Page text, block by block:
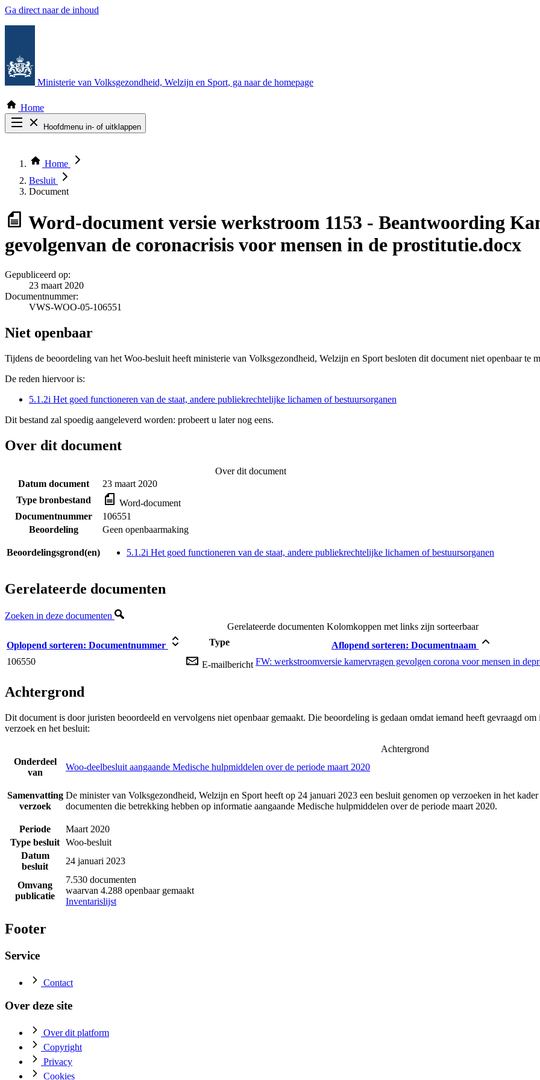
Ga direct naar de inhoud
Ministerie van Volksgezondheid, Welzijn en Sport, ga naar de homepage
Home
Hoofdmenu in- of uitklappen
Thema COVID-19
Bekijk per bestuursorgaan
Home
Besluit
Document
Word-document versie werkstroom 1153 - Beantwoording
gevolgenvan de coronacrisis voor mensen in de prostitutie.docx
Gepubliceerd op:
23 maart 2020
Documentnummer:
VWS-WOO-05-106551
Niet openbaar
Tijdens de beoordeling van het Woo-besluit heeft ministerie van Volksgezondheid, Welzijn en Sport besloten dit document niet openbaar te
De reden hiervoor is:
5.1.2i Het goed functioneren van de staat, andere publiekrechtelijke lichamen of bestuursorganen
Dit bestand zal spoedig aangeleverd worden: probeert u later nog eens.
Over dit document
Over dit document
Datum document
23 maart 2020
Type bronbestand
Word-document
Documentnummer
106551
Beoordeling
Geen openbaarmaking
Beoordelingsgrond(en) 5.1.2i Het goed functioneren van de staat, andere publiekrechtelijke lichamen of bestuursorganen
Gerelateerde documenten
Zoeken in deze documenten
Gerelateerde documenten Kolomkoppen met links zijn sorteerbaar
Oplopend sorteren: Documentnummer Type Aflopend sorteren: Documentnaam
106550
E-mailbericht FW: werkstroomversie kamervragen gevolgen corona voor mensen in
Achtergrond
Dit document is door juristen beoordeeld en vervolgens niet openbaar gemaakt. Die beoordeling is gedaan omdat iemand heeft gevraagd
verzoek en het besluit:
Achtergrond
Onderdeel
van
Woo-deelbesluit aangaande Medische hulpmiddelen over de periode maart 2020
Samenvatting
verzoek
De minister van Volksgezondheid, Welzijn en Sport heeft op 24 januari 2023 een besluit genomen op verzoeken in het
documenten die betrekking hebben op informatie aangaande Medische hulpmiddelen over de periode maart 2020.
Periode
Maart 2020
Type besluit Woo-besluit
Datum
besluit
24 januari 2023
Omvang
publicatie
7.530 documenten
waarvan 4.288 openbaar gemaakt
Inventarislijst
Footer
Service
Contact
Over deze site
Over dit platform
Copyright
Privacy
Cookies